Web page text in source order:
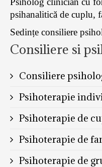
psihanalitică de cuplu,
Sedințe consiliere
Consiliere si
Consiliere
Psihoterapie
Psihoterapie de
Psihoterapie de
Psihoterapie de